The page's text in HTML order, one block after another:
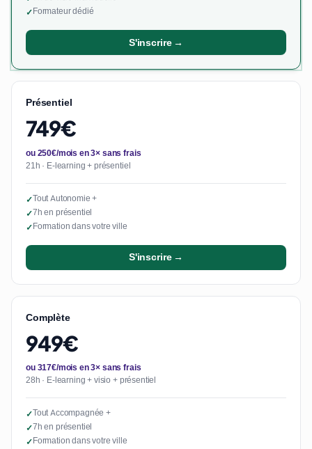
✓Formateur dédié
S'inscrire →
Présentiel
749€
ou 250€/mois en 3× sans frais
21h · E-learning + présentiel
✓Tout Autonomie +
✓7h en présentiel
✓Formation dans votre ville
S'inscrire →
Complète
949€
ou 317€/mois en 3× sans frais
28h · E-learning + visio + présentiel
✓Tout Accompagnée +
✓7h en présentiel
✓Formation dans votre ville